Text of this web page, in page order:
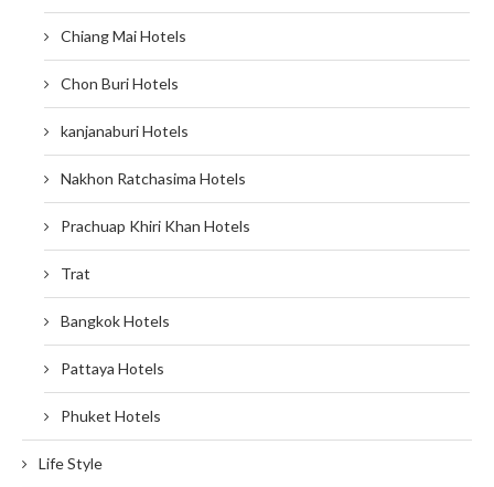
Chiang Mai Hotels
Chon Buri Hotels
kanjanaburi Hotels
Nakhon Ratchasima Hotels
Prachuap Khiri Khan Hotels
Trat
Bangkok Hotels
Pattaya Hotels
Phuket Hotels
Life Style